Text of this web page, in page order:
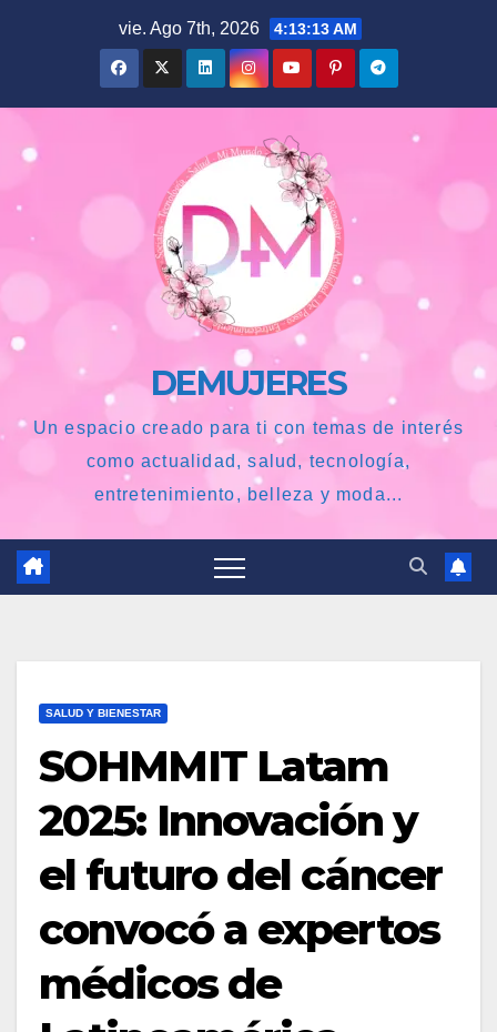
vie. Ago 7th, 2026 4:13:14 AM
DEMUJERES
Un espacio creado para ti con temas de interés
como actualidad, salud, tecnología,
entretenimiento, belleza y moda...
SALUD Y BIENESTAR
SOHMMIT Latam
2025: Innovación y
el futuro del cáncer
convocó a expertos
médicos de